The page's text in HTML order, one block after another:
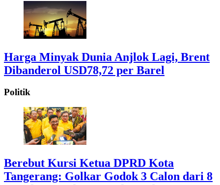
Harga Minyak Dunia Anjlok Lagi, Brent
Dibanderol USD78,72 per Barel
Politik
Berebut Kursi Ketua DPRD Kota
Tangerang: Golkar Godok 3 Calon dari 8